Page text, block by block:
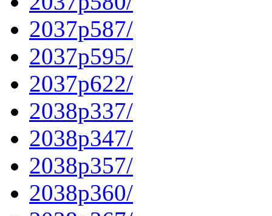
2037p587/
2037p595/
2037p622/
2038p337/
2038p347/
2038p357/
2038p360/